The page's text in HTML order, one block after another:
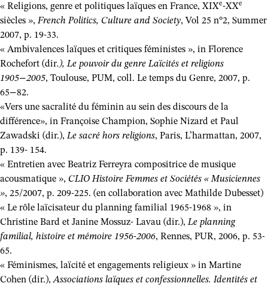
« Religions, genre et politiques laïques en France, XIXe-XXe
siècles », French Politics, Culture and Society, Vol 25 n°2, Summer
2007, p. 19-33.
« Ambivalences laïques et critiques féministes », in Florence
Rochefort (dir.), Le pouvoir du genre Laïcités et religions
1905−2005, Toulouse, PUM, coll. Le temps du Genre, 2007, p.
65−82.
«Vers une sacralité du féminin au sein des discours de la
différence», in Françoise Champion, Sophie Nizard et Paul
Zawadski (dir.), Le sacré hors religions, Paris, L’harmattan, 2007,
p. 139- 154.
« Entretien avec Beatriz Ferreyra compositrice de musique
acousmatique », CLIO Histoire Femmes et Sociétés « Musiciennes
», 25/2007, p. 209-225. (en collaboration avec Mathilde Dubesset)
« Le rôle laïcisateur du planning familial 1965-1968 », in
Christine Bard et Janine Mossuz- Lavau (dir.), Le planning
familial, histoire et mémoire 1956-2006, Rennes, PUR, 2006, p. 53-
65.
« Féminismes, laïcité et engagements religieux » in Martine
Cohen (dir.),Associations laïques et confessionnelles. Identités et